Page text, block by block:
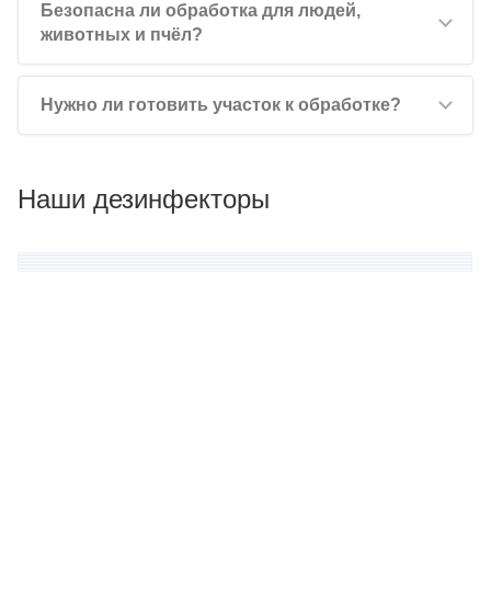
Безопасна ли обработка для людей,
животных и пчёл?
Нужно ли готовить участок к обработке?
Наши дезинфекторы